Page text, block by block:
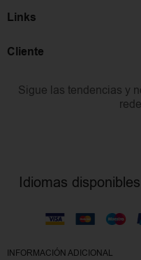
Links
Cliente
Sigue las tendencias y
Idiomas
INFORMACIÓN ADICIONAL